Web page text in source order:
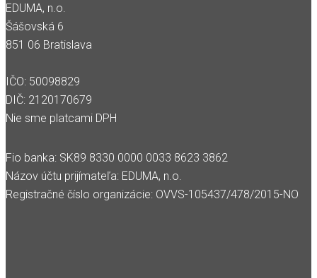
EDUMA, n.o.
Šášovská 6
851 06 Bratislava
IČO: 50098829
DIČ: 2120170679
Nie sme platcami DPH
Fio banka: SK89 8330 0000 0033 8623 3862
Názov účtu prijímateľa: EDUMA, n.o.
Registračné číslo organizácie: OVVS-105437/478/2015-NO